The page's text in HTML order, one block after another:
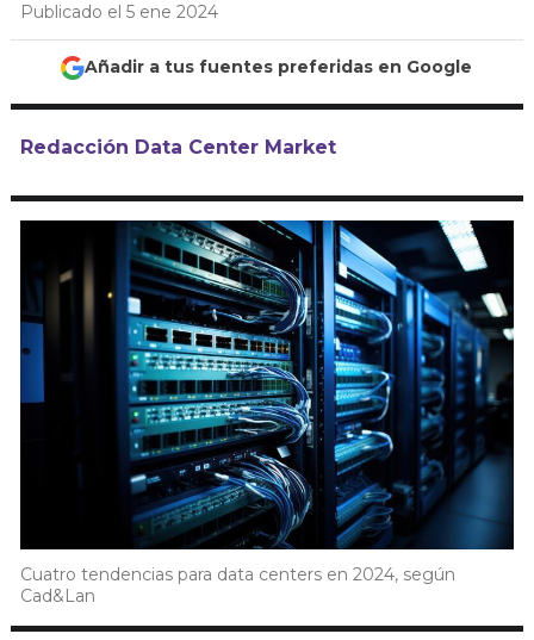
Publicado el 5 ene 2024
Añadir a tus fuentes preferidas en Google
Redacción Data Center Market
Cuatro tendencias para data centers en 2024, según
Cad&Lan